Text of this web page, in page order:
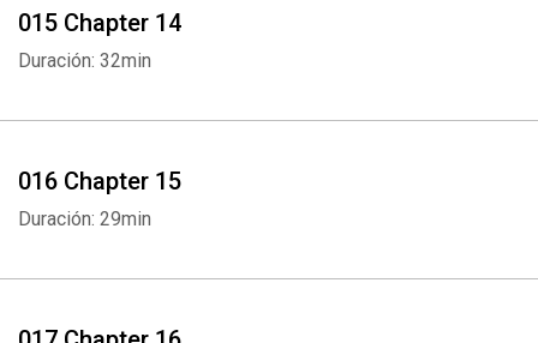
015 Chapter 14
Duración: 32min
016 Chapter 15
Duración: 29min